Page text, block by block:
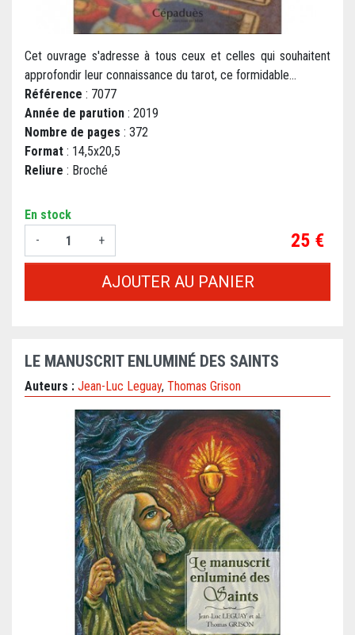
Cet ouvrage s'adresse à tous ceux et celles qui souhaitent
approfondir leur connaissance du tarot, ce formidable...
Référence : 7077
Année de parution : 2019
Nombre de pages : 372
Format : 14,5x20,5
Reliure : Broché
En stock
-
+ Prix
25 €
AJOUTER AU PANIER
LE MANUSCRIT ENLUMINÉ DES SAINTS
Auteurs : Jean-Luc Leguay, Thomas Grison